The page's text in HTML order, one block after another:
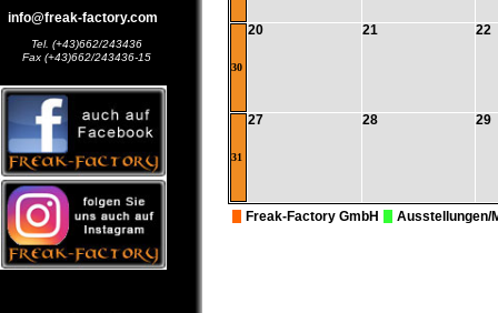
info@freak-factory.com
Tel. (+43)662/243436
Fax (+43)662/243436-15
30
20 21 22
31
27 28 29
Freak-Factory GmbH Ausstellungen/